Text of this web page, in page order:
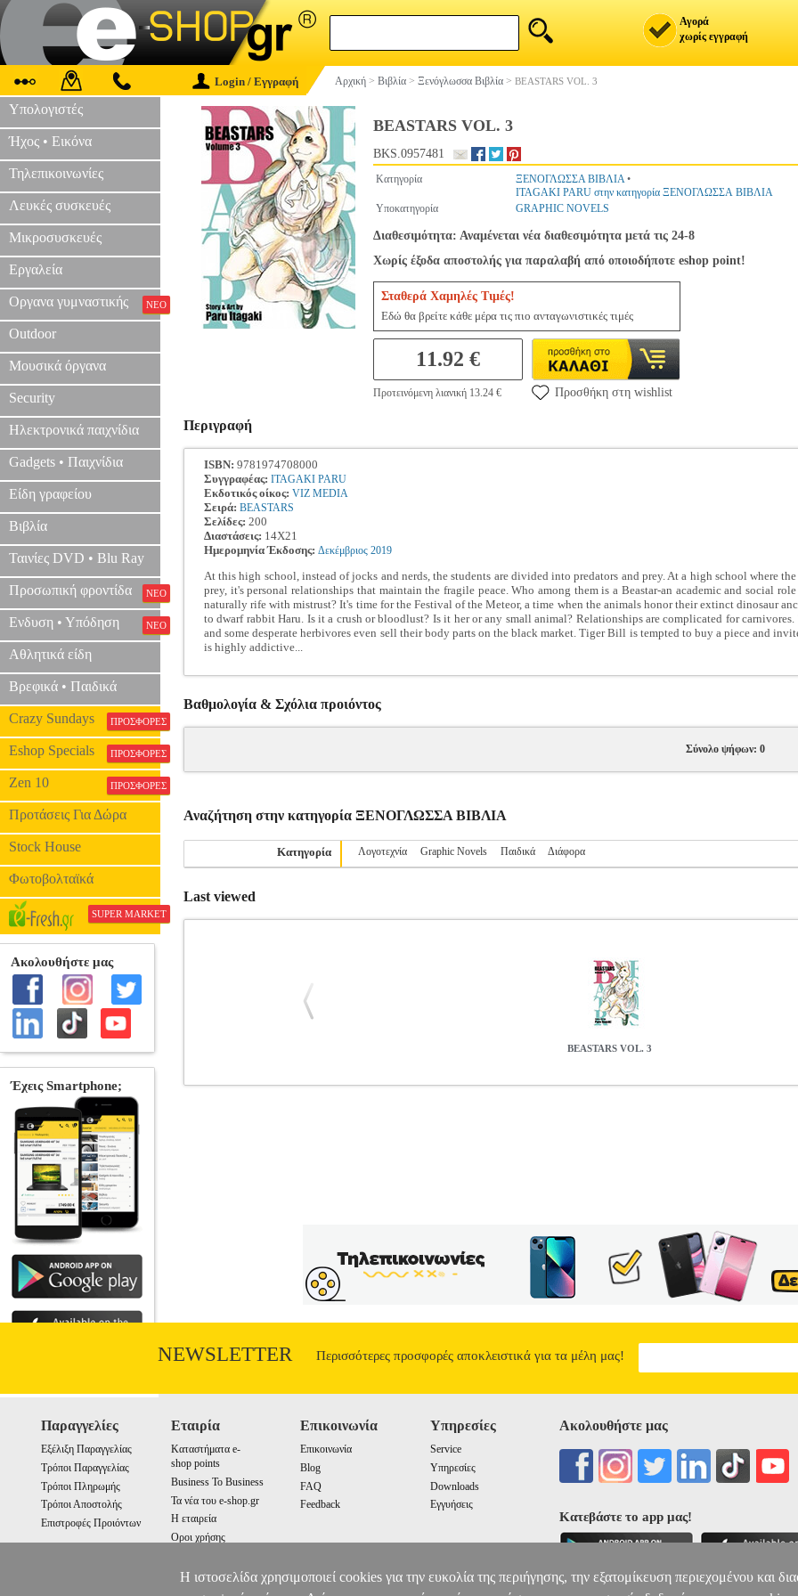
Αγορά
χωρίς εγγραφή
Login / Εγγραφή Αρχική > Βιβλία > Ξενόγλωσσα Βιβλία > BEASTARS VOL. 3
Υπολογιστές
Ήχος • Εικόνα
Τηλεπικοινωνίες
Λευκές συσκευές
Μικροσυσκευές
Εργαλεία
Οργανα γυμναστικής ΝΕΟ
Outdoor
Μουσικά όργανα
Security
Ηλεκτρονικά παιχνίδια
Gadgets • Παιχνίδια
Είδη γραφείου
Βιβλία
Ταινίες DVD • Blu Ray
Προσωπική φροντίδα ΝΕΟ
Ενδυση • Υπόδηση ΝΕΟ
Αθλητικά είδη
Βρεφικά • Παιδικά
Crazy Sundays ΠΡΟΣΦΟΡΕΣ
Eshop Specials ΠΡΟΣΦΟΡΕΣ
Zen 10 ΠΡΟΣΦΟΡΕΣ
Προτάσεις Για Δώρα
Stock House
Φωτοβολταϊκά
SUPER MARKET
BEASTARS VOL. 3
BKS.0957481
Κατηγορία ΞΕΝΟΓΛΩΣΣΑ ΒΙΒΛΙΑ•
ITAGAKI PARU στην κατηγορία ΞΕΝΟΓΛΩΣΣΑ ΒΙΒΛΙΑ
Υποκατηγορία
GRAPHIC NOVELS
Διαθεσιμότητα: Αναμένεται νέα διαθεσιμότητα μετά τις 24-8
Χωρίς έξοδα αποστολής για παραλαβή από οποιοδήποτε eshop point!
Σταθερά Χαμηλές Τιμές!
Εδώ θα βρείτε κάθε μέρα τις πιο ανταγωνιστικές τιμές
11.92 €
Προτεινόμενη λιανική 13.24 € Προσθήκη στη wishlist
Περιγραφή
ISBN: 9781974708000
Συγγραφέας: ITAGAKI PARU
Εκδοτικός οίκος: VIZ MEDIA
Σειρά: BEASTARS
Σελίδες: 200
Διαστάσεις: 14Χ21
Ημερομηνία Έκδοσης: Δεκέμβριος 2019
At this high school, instead of jocks and nerds, the students are divided into predators and prey. At a high school where
prey, it's personal relationships that maintain the fragile peace. Who among them is a Beastar-an academic and social
naturally rife with mistrust? It's time for the Festival of the Meteor, a time when the animals honor their extinct dinosaur
to dwarf rabbit Haru. Is it a crush or bloodlust? Is it her or any small animal? Relationships are complicated for
and some desperate herbivores even sell their body parts on the black market. Tiger Bill is tempted to buy a piece and
is highly addictive...
Βαθμολογία & Σχόλια προιόντος
Σύνολο ψήφων: 0
Αναζήτηση στην κατηγορία ΞΕΝΟΓΛΩΣΣΑ ΒΙΒΛΙΑ
Κατηγορία Λογοτεχνία Graphic Novels Παιδικά Διάφορα
Last viewed
BEASTARS VOL. 3
NEWSLETTER Περισσότερες προσφορές αποκλειστικά για τα μέλη μας!
Παραγγελίες
Εξέλιξη Παραγγελίας
Τρόποι Παραγγελίας
Τρόποι Πληρωμής
Τρόποι Αποστολής
Επιστροφές Προιόντων
Εταιρία
Καταστήματα e-
shop points
Business To Business
Τα νέα του e-shop.gr
Η εταιρεία
Οροι χρήσης
Επικοινωνία
Επικοινωνία
Blog
FAQ
Feedback
Υπηρεσίες
Service
Υπηρεσίες
Downloads
Εγγυήσεις
Ακολουθήστε μας
Κατεβάστε το app μας!
Η ιστοσελίδα χρησιμοποιεί cookies για την ευκολία της περιήγησης, την εξατομίκευση περιεχομένου και